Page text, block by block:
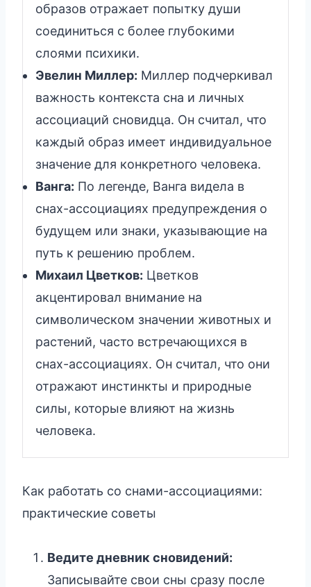
образов отражает попытку души
соединиться с более глубокими
слоями психики.
Эвелин Миллер: Миллер подчеркивал
важность контекста сна и личных
ассоциаций сновидца. Он считал, что
каждый образ имеет индивидуальное
значение для конкретного человека.
Ванга: По легенде, Ванга видела в
снах-ассоциациях предупреждения о
будущем или знаки, указывающие на
путь к решению проблем.
Михаил Цветков: Цветков
акцентировал внимание на
символическом значении животных и
растений, часто встречающихся в
снах-ассоциациях. Он считал, что они
отражают инстинкты и природные
силы, которые влияют на жизнь
человека.
Как работать со снами-ассоциациями:
практические советы
Ведите дневник сновидений:
Записывайте свои сны сразу после